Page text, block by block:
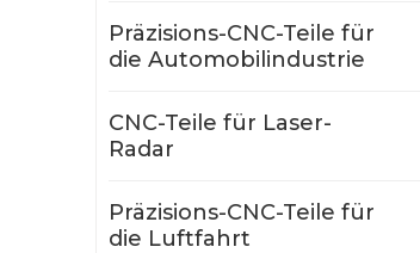
Präzisions-CNC-Teile für
die Automobilindustrie
CNC-Teile für Laser-
Radar
Präzisions-CNC-Teile für
die Luftfahrt